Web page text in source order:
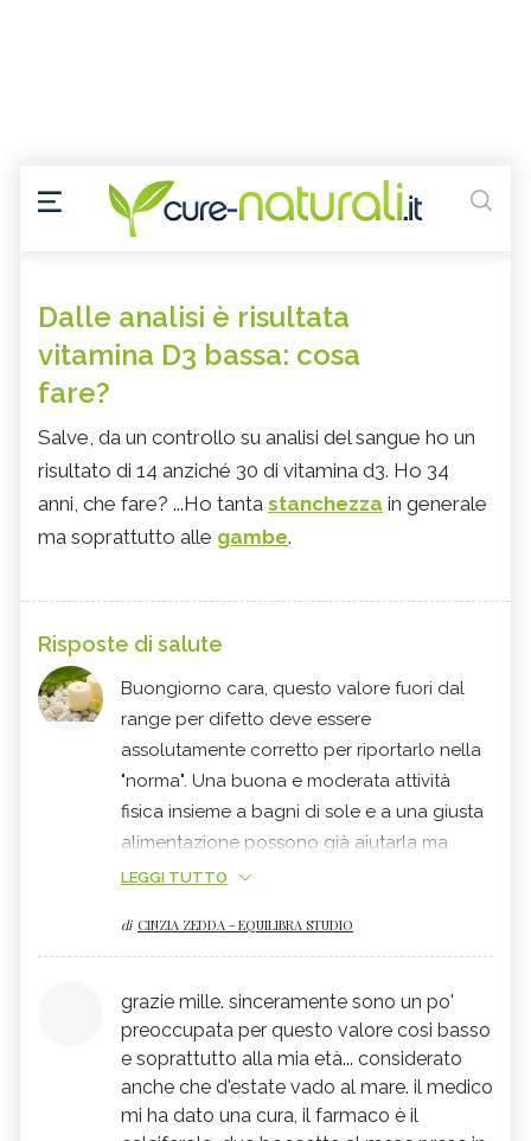
Dalle analisi è risultata
vitamina D3 bassa: cosa
fare?
Salve, da un controllo su analisi del sangue ho un
risultato di 14 anziché 30 di vitamina d3. Ho 34
anni, che fare? ...Ho tanta stanchezza in generale
ma soprattutto alle gambe.
Risposte di salute
Buongiorno cara, questo valore fuori dal
range per difetto deve essere
assolutamente corretto per riportarlo nella
"norma". Una buona e moderata attività
fisica insieme a bagni di sole e a una giusta
alimentazione possono già aiutarla ma
deve anche integrare massicciamente per
suo caso. Ogni situazione e persona ha
con le poche informazioni a disposizioni
non mi sento di andare oltre con i miei
consigli ma di sicuro può rivolgersi a
qualche buon collega che prenda in esame
la sua situazione al fine di recuperare
LEGGI TUTTO
di CINZIA ZEDDA - EQUILIBRA STUDIO
grazie mille. sinceramente sono un po'
preoccupata per questo valore cosi basso
e soprattutto alla mia età... considerato
anche che d'estate vado al mare. il medico
mi ha dato una cura, il farmaco è il